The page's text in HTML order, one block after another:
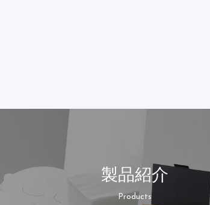
製品紹介
Products